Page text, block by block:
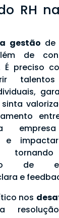
RH
gestão de
de
É preciso
e
de
e
nos